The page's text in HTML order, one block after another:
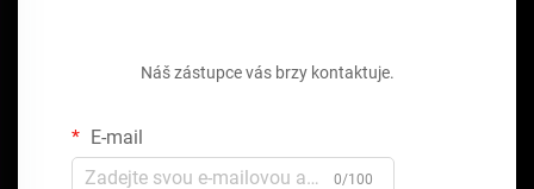
Náš zástupce vás brzy kontaktuje.
E-mail
0/100